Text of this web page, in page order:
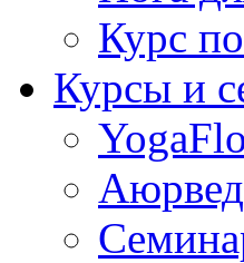
Курс
Курсы и